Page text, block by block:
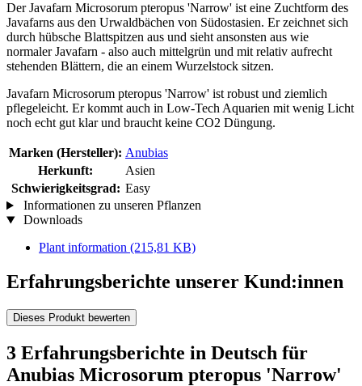
Der Javafarn Microsorum pteropus 'Narrow' ist eine Zuchtform des
Javafarns aus den Urwaldbächen von Südostasien. Er zeichnet sich
durch hübsche Blattspitzen aus und sieht ansonsten aus wie
normaler Javafarn - also auch mittelgrün und mit relativ aufrecht
stehenden Blättern, die an einem Wurzelstock sitzen.
Javafarn Microsorum pteropus 'Narrow' ist robust und ziemlich
pflegeleicht. Er kommt auch in Low-Tech Aquarien mit wenig Licht
noch echt gut klar und braucht keine CO2 Düngung.
Marken (Hersteller): Anubias
Herkunft:
Asien
Schwierigkeitsgrad: Easy
Informationen zu unseren Pflanzen
Downloads
Plant information (215,81 KB)
Erfahrungsberichte unserer Kund:innen
Dieses Produkt bewerten
3 Erfahrungsberichte in Deutsch für
Anubias Microsorum pteropus 'Narrow'